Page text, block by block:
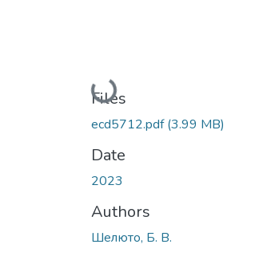
Loading...
Files
ecd5712.pdf(3.99 MB)
Date
2023
Authors
Шелюто, Б. В.